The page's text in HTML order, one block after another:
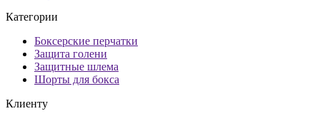
Категории
Боксерские перчатки
Защита голени
Защитные шлема
Шорты для бокса
Клиенту